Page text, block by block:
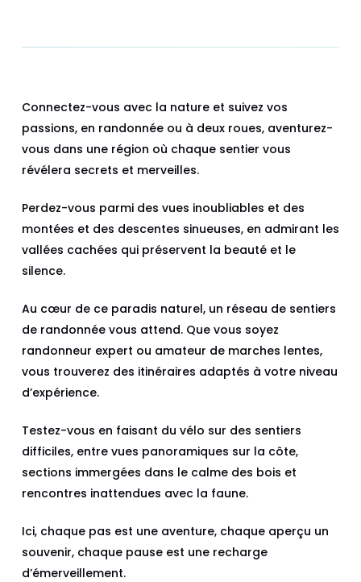
Connectez-vous avec la nature et suivez vos
passions, en randonnée ou à deux roues, aventurez-
vous dans une région où chaque sentier vous
révélera secrets et merveilles.
Perdez-vous parmi des vues inoubliables et des
montées et des descentes sinueuses, en admirant les
vallées cachées qui préservent la beauté et le
silence.
Au cœur de ce paradis naturel, un réseau de sentiers
de randonnée vous attend. Que vous soyez
randonneur expert ou amateur de marches lentes,
vous trouverez des itinéraires adaptés à votre niveau
d’expérience.
Testez-vous en faisant du vélo sur des sentiers
difficiles, entre vues panoramiques sur la côte,
sections immergées dans le calme des bois et
rencontres inattendues avec la faune.
Ici, chaque pas est une aventure, chaque aperçu un
souvenir, chaque pause est une recharge
d’émerveillement.